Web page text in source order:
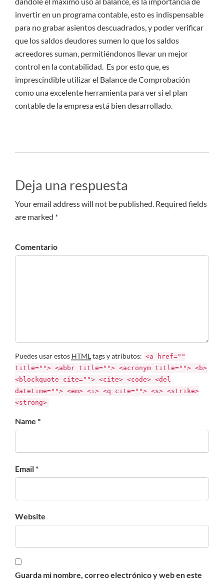
invertir en un programa contable, esto es indispensable
para no grabar asientos descuadrados, y poder verificar
que los saldos deudores sumen lo que los saldos
acreedores suman, permitiéndonos llevar un mejor
control en la contabilidad. Es por esto que, es
imprescindible utilizar el Balance de Comprobación
como una excelente herramienta para ver si el plan
contable de la empresa está bien desarrollado.
Deja una respuesta
Your email address will not be published. Required fields
are marked *
Comentario
Puedes usar estos HTMLtags y atributos: <a href=""
title=""> <abbr title=""> <acronym title=""> <b>
<blockquote cite=""> <cite> <code> <del
datetime=""> <em> <i> <q cite=""> <s> <strike>
<strong>
Name *
Email *
Website
Guarda mi nombre, correo electrónico y web en este